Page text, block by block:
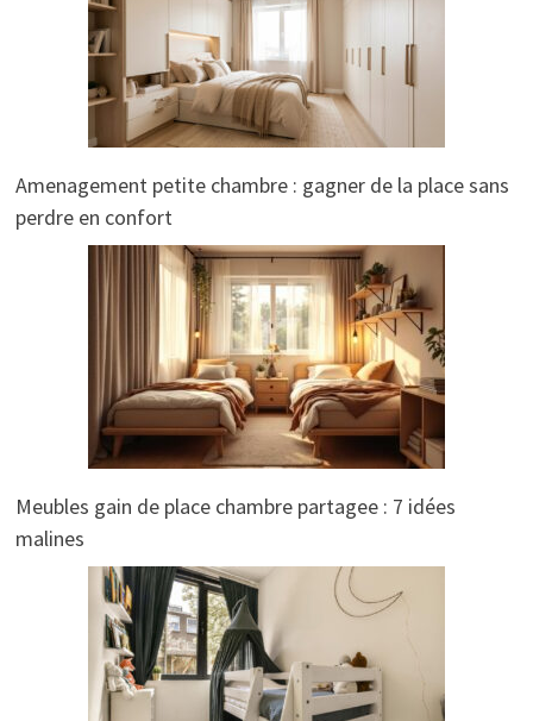
Amenagement petite chambre : gagner de la place sans
perdre en confort
Meubles gain de place chambre partagee : 7 idées
malines